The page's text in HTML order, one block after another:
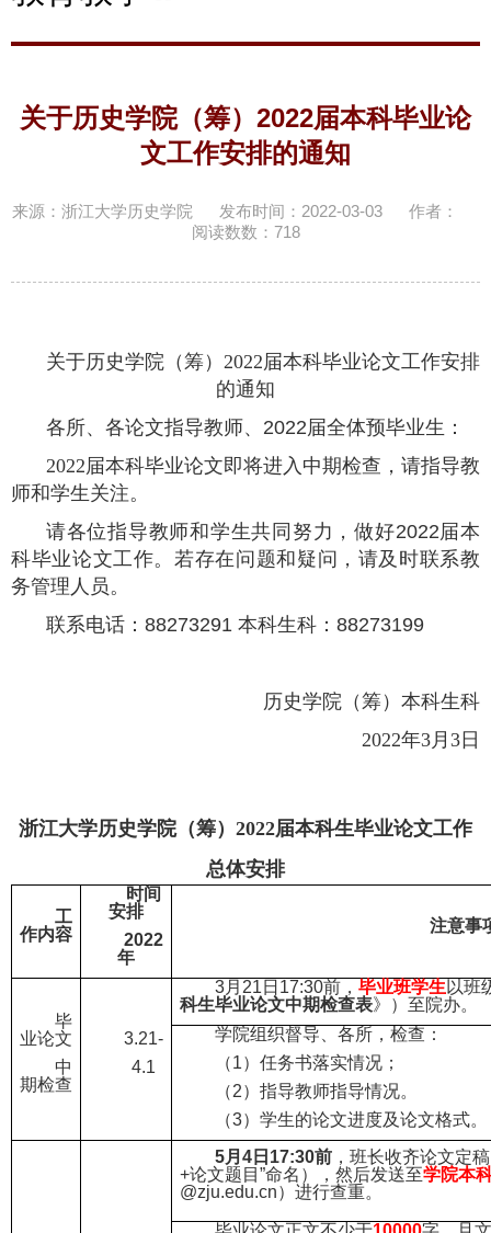
关于历史学院（筹）2022届本科毕业论
文工作安排的通知
来源：浙江大学历史学院 发布时间：2022-03-03
作者：
阅读数数： 718
关于历史学院（筹）2022届本科毕业论文工作安排
的通知
各所、各论文指导教师、 2022届全体预毕业生：
2022届本科毕业论文即将进入中期检查，请指导教
师和学生关注。
请各位指导教师和学生共同努力，做好2022届本
科毕业论文工作。若存在问题和疑问，请及时联系教
务管理人员。
联系电话： 88273291 本科生科：88273199
历史学院（筹）本科生科
2022年3月3日
浙江大学历史学院（筹） 2022届本科生毕业论文工作
总体安排
工
作内容
时间
安排
2022
年
注意事
毕
业论文
中
期检查
3.21-
4.1
3月21日17:30前， 毕业班学生 以班
科生毕业论文中期检查表》）至院办。
学院组织督导、各所，检查：
（1）任务书落实情况；
（2）指导教师指导情况。
（3）学生的论文进度及论文格式。
5月4日17:30前 ，班长收齐论文定
+论文题目”命名），然后发送至学院本
@zju.edu.cn）进行查重。